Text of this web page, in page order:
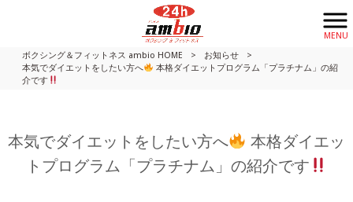
MENU
ボクシング＆フィットネス ambio HOME
> お知らせ
>
本気でダイエットをしたい方へ
本格ダイエットプログラム「プラチナム」の紹
介です
本気でダイエットをしたい方へ
本格ダイエッ
トプログラム「プラチナム」の紹介です